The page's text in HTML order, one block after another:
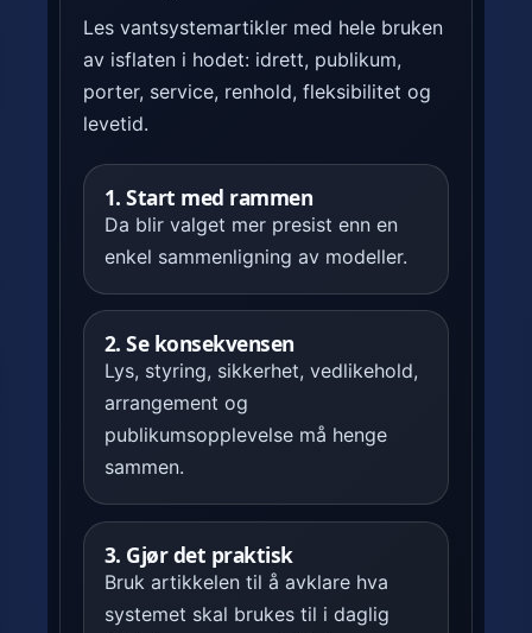
Les vantsystemartikler med hele bruken
av isflaten i hodet: idrett, publikum,
porter, service, renhold, fleksibilitet og
levetid.
1. Start med rammen
Da blir valget mer presist enn en
enkel sammenligning av modeller.
2. Se konsekvensen
Lys, styring, sikkerhet, vedlikehold,
arrangement og
publikumsopplevelse må henge
sammen.
3. Gjør det praktisk
Bruk artikkelen til å avklare hva
systemet skal brukes til i daglig